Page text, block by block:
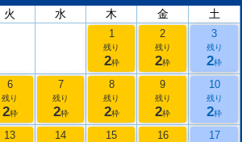
火 水 木 金 土
1
残り
2枠
2
残り
2枠
3
残り
2枠
6
残り
2枠
7
残り
2枠
8
残り
2枠
9
残り
2枠
10
残り
2枠
13 14 15 16 17